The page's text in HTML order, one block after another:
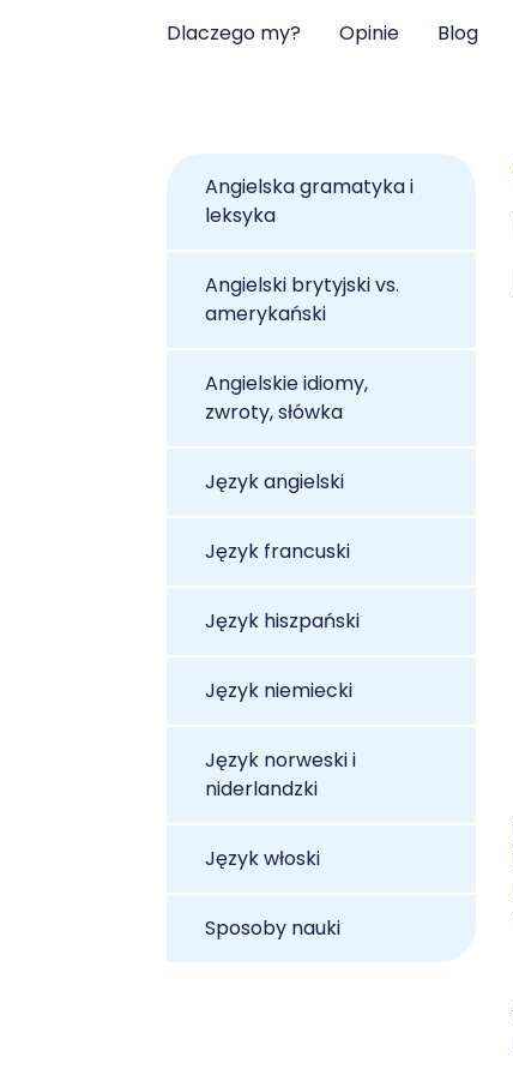
Dlaczego my? Opinie Blog
Angielska gramatyka i
leksyka
Angielski brytyjski vs.
amerykański
Angielskie idiomy,
zwroty, słówka
Język angielski
Język francuski
Język hiszpański
Język niemiecki
Język norweski i
niderlandzki
Język włoski
Sposoby nauki